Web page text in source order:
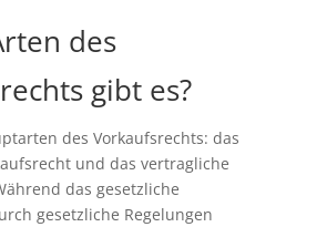
des
gibt es?
des Vorkaufsrechts: das
und das vertragliche
das gesetzliche
gesetzliche Regelungen